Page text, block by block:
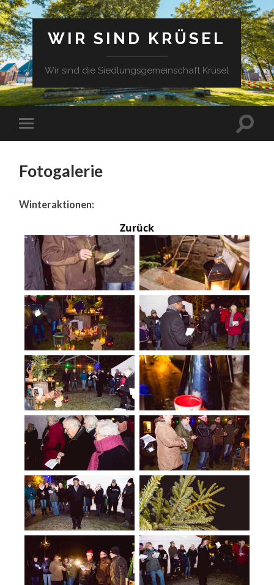
WIR SIND KRÜSEL
Wir sind die Siedlungsgemeinschaft Krüsel
Fotogalerie
Winteraktionen:
Zurück